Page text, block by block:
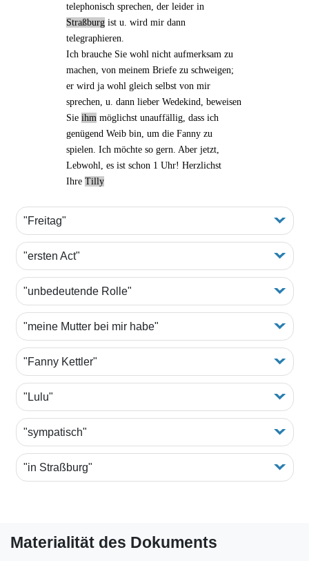
telephonisch sprechen, der leiderin
Straßburg ist u. wird mir dann
telegraphieren.
Ich brauche Sie wohl nicht aufmerksam zu
machen, von meinem Briefe zu schweigen;
er wird ja wohl gleich selbst von mir
sprechen, u. dann lieber Wedekind, beweisen
Sieihm möglichst unauffällig, dass ich
genügend Weib bin, um die Fanny zu
spielen. Ich möchte so gern. Aber jetzt,
Lebwohl, es ist schon 1 Uhr! Herzlichst
IhreTilly
"Freitag"
"ersten Act"
"unbedeutende Rolle"
"meine Mutter bei mir habe"
"Fanny Kettler"
"Lulu"
"sympatisch"
"in Straßburg"
Materialität des Dokuments